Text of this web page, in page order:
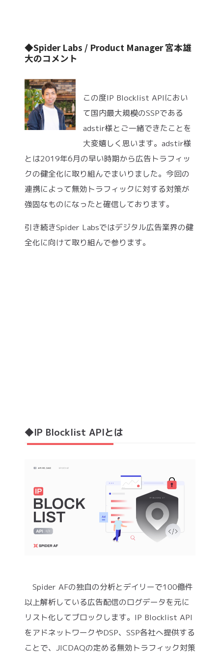
◆Spider Labs / Product Manager 宮本雄
大のコメント
この度IP Blocklist APIにおい
て国内最大規模のSSPである
adstir様とご一緒できたことを
大変嬉しく思います。adstir様
とは2019年6月の早い時期から広告トラフィッ
クの健全化に取り組んでまいりました。今回の
連携によって無効トラフィックに対する対策が
強固なものになったと確信しております。
引き続きSpider Labsではデジタル広告業界の健
全化に向けて取り組んで参ります。
◆IP Blocklist APIとは
Spider AFの独自の分析とデイリーで100億件
以上解析している広告配信のログデータを元に
リスト化してブロックします。IP Blocklist API
をアドネットワークやDSP、SSP各社へ提供する
ことで、JICDAQの定める無効トラフィック対策